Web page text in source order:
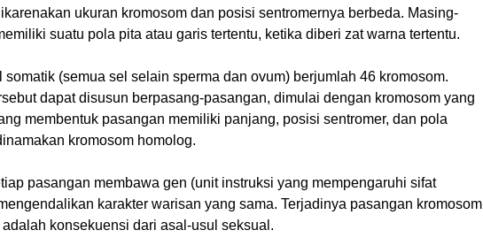
ukuran kromosom dan posisi sentromernya berbeda. Masing-
suatu pola pita atau garis tertentu, ketika diberi zat warna tertentu.
somatik (semua sel selain sperma dan ovum) berjumlah 46 kromosom.
dapat disusun berpasang-pasangan, dimulai dengan kromosom yang
membentuk pasangan memiliki panjang, posisi sentromer, dan pola
kromosom homolog.
pasangan membawa gen (unit instruksi yang mempengaruhi sifat
karakter warisan yang sama. Terjadinya pasangan kromosom
konsekuensi dari asal-usul seksual.